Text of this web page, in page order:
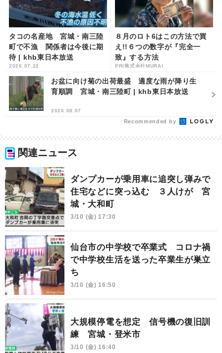
タコの名産地 宮城・南三陸
町で不漁 関係者は今後に期
待 | khb東日本放送
2026.07.22
８月のロト6はこの方法で買
え!!６つの数字が『完全一
致』する方法
PR(株式会社MURA)
お盆に向け菊の出荷最盛 適度な雨が降り生
育順調 宮城・南三陸町 | khb東日本放送
2026.08.07
Recommended by
関連ニュース
ダンプカーが乗用車に追突し弾みで
住宅などに突っ込む ３人けが 宮
城・大和町
3/10 (金) 17:30
仙台市の中学校で卒業式 コロナ禍
で中学校生活を送った卒業生が巣立
ち
3/10 (金) 16:50
大規模停電を想定 信号機の復旧訓
練 宮城・登米市
3/10 (金) 16:40